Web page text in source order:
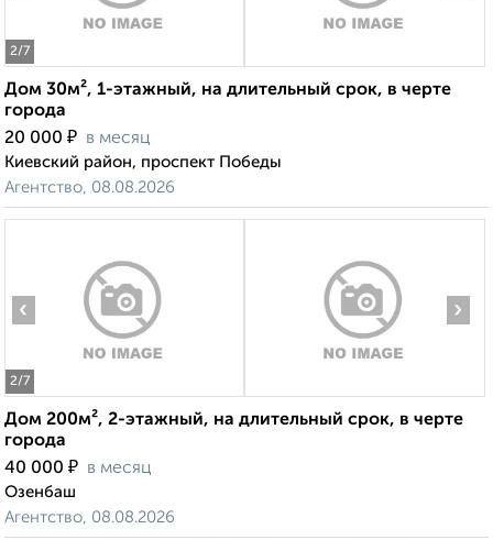
2/7
Дом 30м², 1-этажный, на длительный срок, в черте
города
20 000 ₽ в месяц
Киевский район, проспект Победы
Агентство, 08.08.2026
2/7
‹ ›
Дом 200м², 2-этажный, на длительный срок, в черте
города
40 000 ₽ в месяц
Озенбаш
Агентство, 08.08.2026